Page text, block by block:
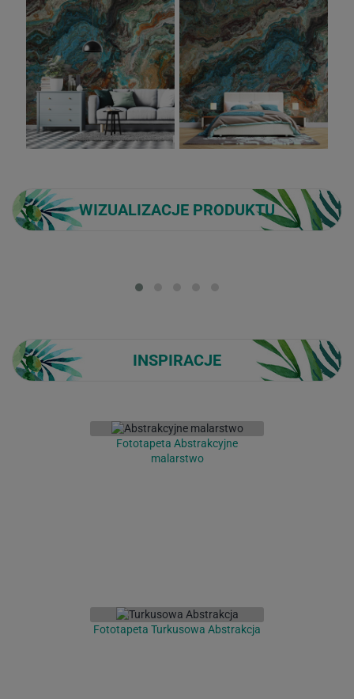
WIZUALIZACJE PRODUKTU
INSPIRACJE
Fototapeta Abstrakcyjne
malarstwo
Fototapeta Turkusowa Abstrakcja